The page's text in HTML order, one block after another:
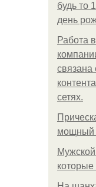
будь то
день
Работа
связана
сетях.
мощный